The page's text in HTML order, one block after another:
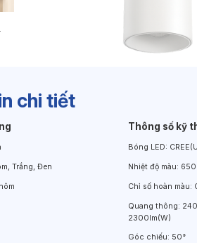
chi tiết
Trắng, Đen
Thông số kỹ
Bóng LED:
Nhiệt độ màu:
Chỉ số hoàn màu:
Quang thông:
2300lm(W)
Góc chiếu: 50°